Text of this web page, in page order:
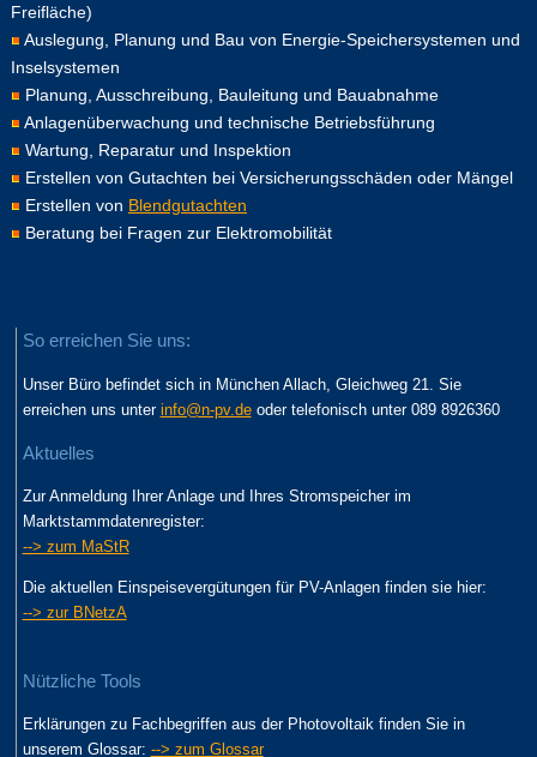
Freifläche)
Auslegung, Planung und Bau von Energie-Speichersystemen und
Inselsystemen
Planung, Ausschreibung, Bauleitung und Bauabnahme
Anlagenüberwachung und technische Betriebsführung
Wartung, Reparatur und Inspektion
Erstellen von Gutachten bei Versicherungsschäden oder Mängel
Erstellen von Blendgutachten
Beratung bei Fragen zur Elektromobilität
So erreichen Sie uns:
Unser Büro befindet sich in München Allach, Gleichweg 21. Sie
erreichen uns unter info@n-pv.deoder telefonisch unter 089 8926360
Aktuelles
Zur Anmeldung Ihrer Anlage und Ihres Stromspeicher im
Marktstammdatenregister:
--> zum MaStR
Die aktuellen Einspeisevergütungen für PV-Anlagen finden sie hier:
--> zur BNetzA
Nützliche Tools
Erklärungen zu Fachbegriffen aus der Photovoltaik finden Sie in
unserem Glossar: --> zum Glossar